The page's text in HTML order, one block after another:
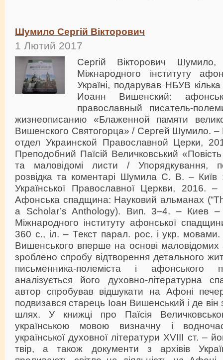
Шумило Сергій Вікторович
1 Лютий 2017
Сергій Вікторович Шумило,
Міжнародного інституту
Україні, подарував НБУВ
Иоанн Вишенский:
православный писатель-
жизнеописанию «Блаженной памяти
Вишенского Святогорца» / Сергей Шумило. –
отдел Украинской Православной Церки,
Преподобний Паїсій Величковський
та маловідомі листи / Упорядкування,
розвідка та коментарі Шумила С. В. – Київ
Української Православної Церкви,
Афонська спадщина: Науковий альманах
a Scholar’s Anthology). Вип. 3–4. – Киев –
Міжнародного інституту афонської
360 с., іл. – Текст парал. рос. і укр.
Вишенського вперше на основі маловідомих
зроблено спробу відтворення детального
письменника-полеміста і афонського
аналізується його духовно-літературна
автор спробував відшукати на Афоні
подвизався старець Іоан Вишенський і де він
шлях. У книжці про Паїсія
українською мовою визначну і
української духовної літератури XVIII ст. –
твір, а також документи з архівів